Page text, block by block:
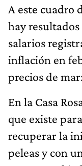
A este cuadro
hay
salarios
inflación en
precios de
En la Casa
que existe
recuperar la
peleas y con un